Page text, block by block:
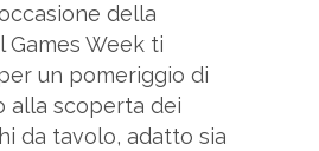
della
Games Week ti
un pomeriggio di
alla scoperta dei
da tavolo, adatto sia